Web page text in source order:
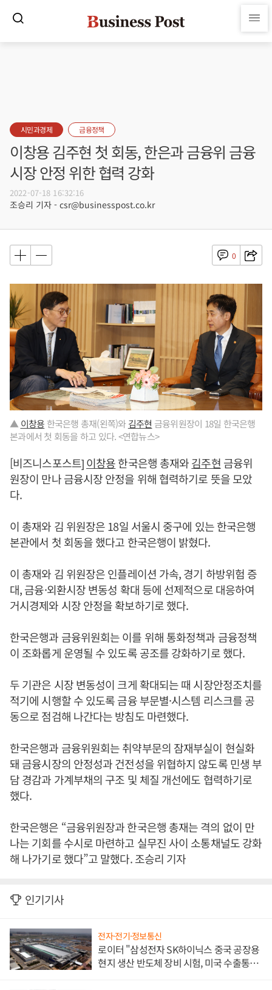
시민과경제 금융정책
이창용 김주현 첫 회동, 한은과 금융위 금융
시장 안정 위한 협력 강화
2022-07-18 16:32:16
조승리 기자 - csr@businesspost.co.kr
0
▲ 이창용 한국은행 총재(왼쪽)와김주현 금융위원장이 18일 한국은행
본과에서 첫 회동을 하고 있다. <연합뉴스>
[비즈니스포스트]이창용한국은행 총재와김주현 금융위
원장이 만나 금융시장 안정을 위해 협력하기로 뜻을 모았
다.
이 총재와 김 위원장은 18일 서울시 중구에 있는 한국은행
본관에서 첫 회동을 했다고 한국은행이 밝혔다.
이 총재와 김 위원장은 인플레이션 가속, 경기 하방위험 증
대, 금융·외환시장 변동성 확대 등에 선제적으로 대응하여
거시경제와 시장 안정을 확보하기로 했다.
한국은행과 금융위원회는 이를 위해 통화정책과 금융정책
이 조화롭게 운영될 수 있도록 공조를 강화하기로 했다.
두 기관은 시장 변동성이 크게 확대되는 때 시장안정조치를
적기에 시행할 수 있도록 금융 부문별·시스템 리스크를 공
동으로 점검해 나간다는 방침도 마련했다.
한국은행과 금융위원회는 취약부문의 잠재부실이 현실화
돼 금융시장의 안정성과 건전성을 위협하지 않도록 민생 부
담 경감과 가계부채의 구조 및 체질 개선에도 협력하기로
했다.
한국은행은 “금융위원장과 한국은행 총재는 격의 없이 만
나는 기회를 수시로 마련하고 실무진 사이 소통채널도 강화
해 나가기로 했다”고 말했다. 조승리 기자
인기기사
전자·전기·정보통신
로이터 "삼성전자 SK하이닉스 중국 공장용
현지 생산 반도체 장비 시험, 미국 수출통제